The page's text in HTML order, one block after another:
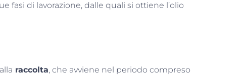
fasi di lavorazione, dalle quali si ottiene l’olio
raccolta, che avviene nel periodo compreso